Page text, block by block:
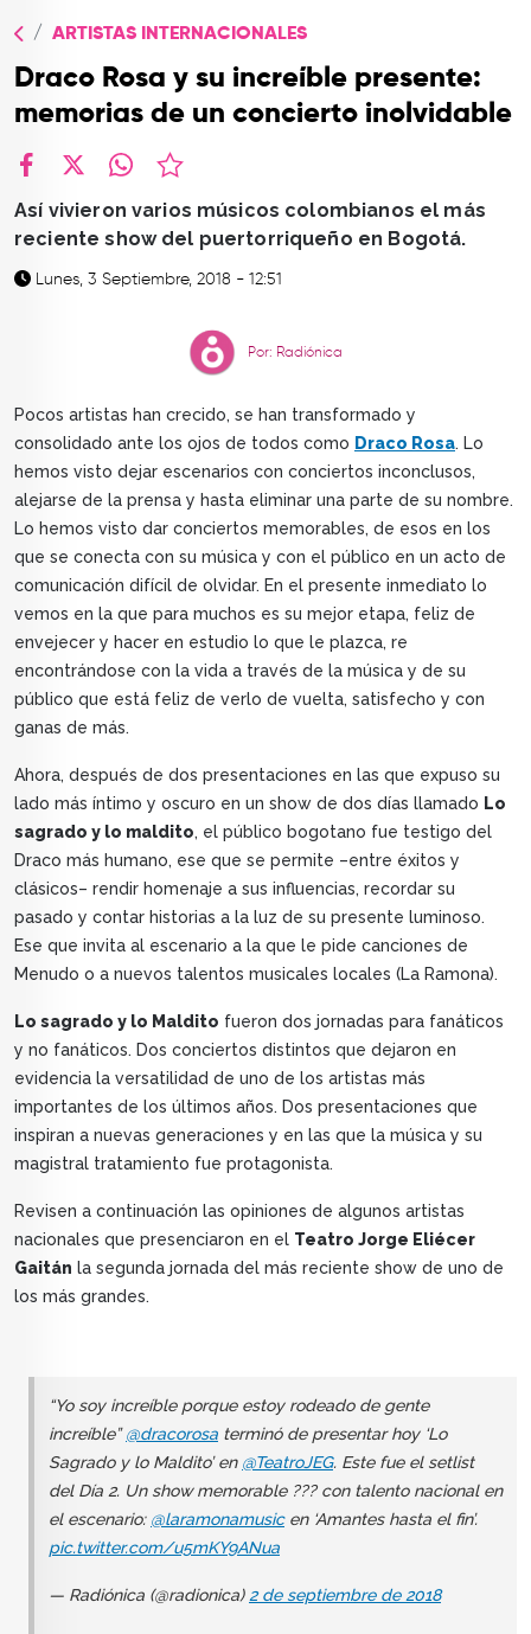
CONTACTO
ARTISTAS INTERNACIONALES
Draco Rosa y su increíble presente:
memorias de un concierto inolvidable
Así vivieron varios músicos colombianos el más
reciente show del puertorriqueño en Bogotá.
Lunes, 3 Septiembre, 2018 - 12:51
Por: Radiónica
Pocos artistas han crecido, se han transformado y
consolidado ante los ojos de todos como Draco Rosa. Lo
hemos visto dejar escenarios con conciertos inconclusos,
alejarse de la prensa y hasta eliminar una parte de su nombre.
Lo hemos visto dar conciertos memorables, de esos en los
que se conecta con su música y con el público en un acto de
comunicación difícil de olvidar. En el presente inmediato lo
vemos en la que para muchos es su mejor etapa, feliz de
envejecer y hacer en estudio lo que le plazca, re
encontrándose con la vida a través de la música y de su
público que está feliz de verlo de vuelta, satisfecho y con
ganas de más.
Ahora, después de dos presentaciones en las que expuso su
lado más íntimo y oscuro en un show de dos días llamado Lo
sagrado y lo maldito, el público bogotano fue testigo del
Draco más humano, ese que se permite –entre éxitos y
clásicos– rendir homenaje a sus influencias, recordar su
pasado y contar historias a la luz de su presente luminoso.
Ese que invita al escenario a la que le pide canciones de
Menudo o a nuevos talentos musicales locales (La Ramona).
Lo sagrado y lo Maldito fueron dos jornadas para fanáticos
y no fanáticos. Dos conciertos distintos que dejaron en
evidencia la versatilidad de uno de los artistas más
importantes de los últimos años. Dos presentaciones que
inspiran a nuevas generaciones y en las que la música y su
magistral tratamiento fue protagonista.
Revisen a continuación las opiniones de algunos artistas
nacionales que presenciaron en el Teatro Jorge Eliécer
Gaitán la segunda jornada del más reciente show de uno de
los más grandes.
“Yo soy increíble porque estoy rodeado de gente
increíble”@dracorosa terminó de presentar hoy ‘Lo
Sagrado y lo Maldito’ en @TeatroJEG. Este fue el setlist
del Día 2. Un show memorable ??? con talento nacional en
el escenario: @laramonamusicen ‘Amantes hasta el fin’.
pic.twitter.com/u5mKY9ANua
— Radiónica (@radionica)2 de septiembre de 2018